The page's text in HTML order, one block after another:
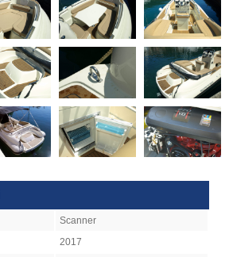
Scanner
2017